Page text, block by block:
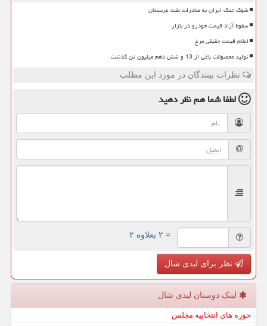
شوک جنگ ایران به صادرات نفت عربستان
سقوط آزاد قیمت خودرو در بازار
اعلام قیمت حقیقی مرغ
تولید محصولات باغی از 13 و شش دهم میلیون تن گذشت
نظرات بینندگان در مورد این مطلب
لطفا شما همنظر دهید
= ۲ بعلاوه ۲
نظر برای لیدی شال
لینک دوستان لیدی شال
حوزه های انتخابیه مجلس